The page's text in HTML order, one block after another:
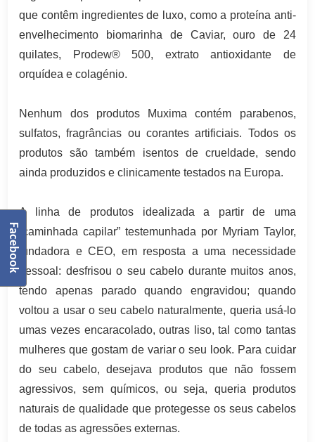
que contêm ingredientes de luxo, como a proteína anti-
envelhecimento biomarinha de Caviar, ouro de 24
quilates, Prodew® 500, extrato antioxidante de
orquídea e colagénio.
Nenhum dos produtos Muxima contém parabenos,
sulfatos, fragrâncias ou corantes artificiais. Todos os
produtos são também isentos de crueldade, sendo
ainda produzidos e clinicamente testados na Europa.
A linha de produtos idealizada a partir de uma
“caminhada capilar” testemunhada por Myriam Taylor,
fundadora e CEO, em resposta a uma necessidade
pessoal: desfrisou o seu cabelo durante muitos anos,
tendo apenas parado quando engravidou; quando
voltou a usar o seu cabelo naturalmente, queria usá-lo
umas vezes encaracolado, outras liso, tal como tantas
mulheres que gostam de variar o seu look. Para cuidar
do seu cabelo, desejava produtos que não fossem
agressivos, sem químicos, ou seja, queria produtos
naturais de qualidade que protegesse os seus cabelos
de todas as agressões externas.
Facebook